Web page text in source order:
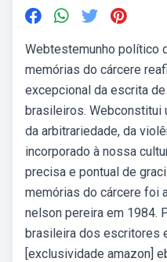
Webtestemunho político
memórias do cárcere
excepcional da escrita
brasileiros. Webconstitui
da arbitrariedade, da
incorporado à nossa
precisa e pontual de
memórias do cárcere foi
nelson pereira em 1984.
brasileira dos escritores
[exclusividade amazon]